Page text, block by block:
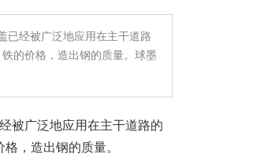
已经被广泛地应用在主干道路
的价格，造出钢的质量。球墨
被广泛地应用在主干道路的
，造出钢的质量。